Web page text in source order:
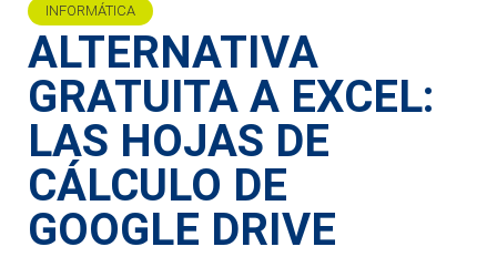
INFORMÁTICA
ALTERNATIVA
GRATUITA A EXCEL:
LAS HOJAS DE
CÁLCULO DE
GOOGLE DRIVE